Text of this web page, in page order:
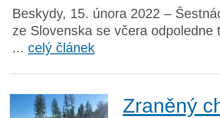
Beskydy, 15. února 2022 –
ze Slovenska se včera odpoledne
... celý článek
Zraněný